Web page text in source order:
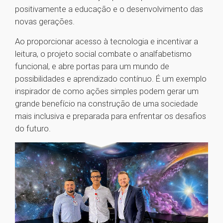
positivamente a educação e o desenvolvimento das
novas gerações.
Ao proporcionar acesso à tecnologia e incentivar a
leitura, o projeto social combate o analfabetismo
funcional, e abre portas para um mundo de
possibilidades e aprendizado contínuo. É um exemplo
inspirador de como ações simples podem gerar um
grande benefício na construção de uma sociedade
mais inclusiva e preparada para enfrentar os desafios
do futuro.